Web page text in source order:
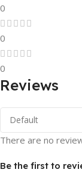
0
0
0
Reviews
There are no
Be the first to